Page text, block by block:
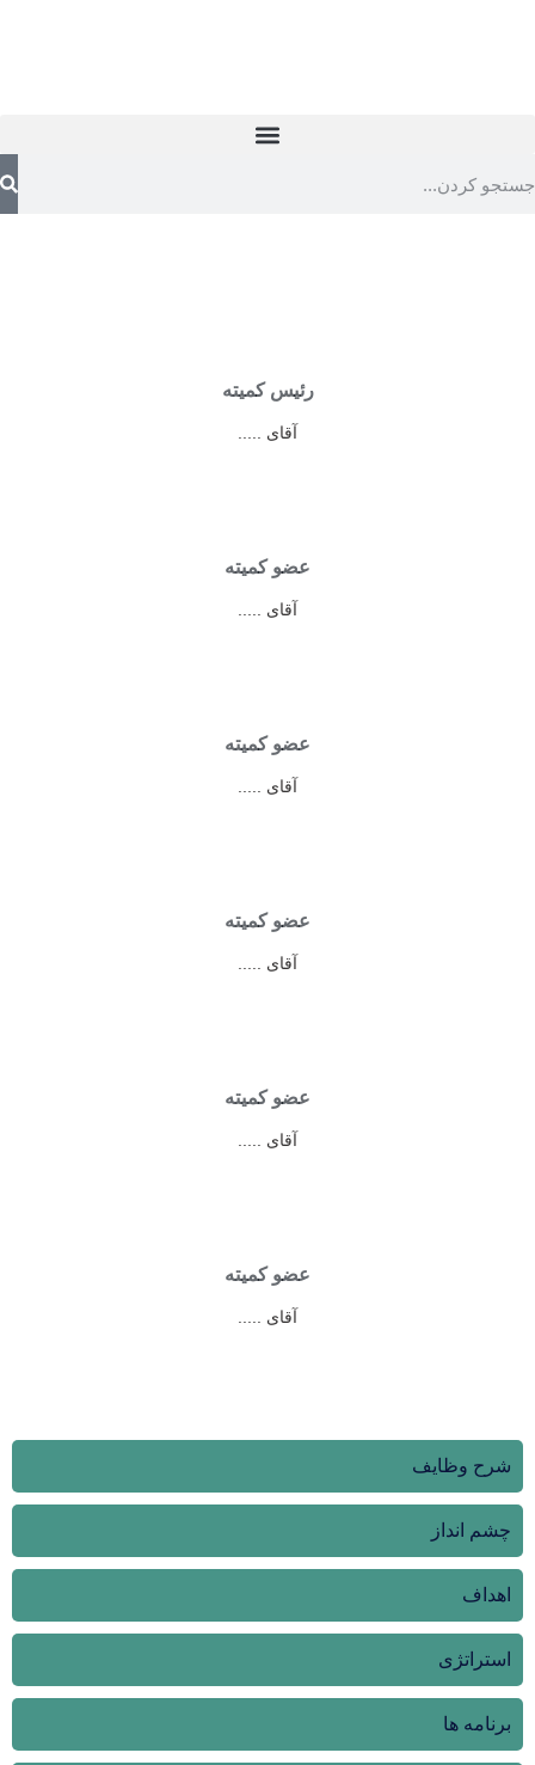
رئیس کمیته
آقای .....
عضو کمیته
آقای .....
عضو کمیته
آقای .....
عضو کمیته
آقای .....
عضو کمیته
آقای .....
عضو کمیته
آقای .....
شرح وظایف
چشم انداز
اهداف
استراتژی
برنامه ها